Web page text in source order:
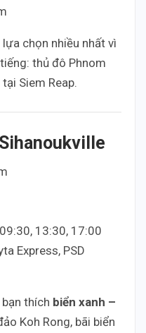
chọn nhiều nhất vì
thủ đô Phnom
Siem Reap.
13:30, 17:00
Express, PSD
thích biển xanh –
Koh Rong, bãi biển